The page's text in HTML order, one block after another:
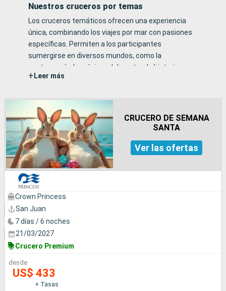
Nuestros cruceros por temas
Los cruceros temáticos ofrecen una experiencia
única, combinando los viajes por mar con pasiones
específicas. Permiten a los participantes
sumergirse en diversos mundos, como la
gastronomía, la música, el deporte y la historia,
mientras exploran nuevos destinos. Ya sea en
santa, en familia o entre adultos, cada crucero
ofrece actividades y experiencias para todos los
gustos.
+ Leer más
CRUCERO DE SEMANA
SANTA
Ver las ofertas
Crown Princess
San Juan
7 días / 6 noches
21/03/2027
Crucero Premium
desde
US$ 433
+ Tasas